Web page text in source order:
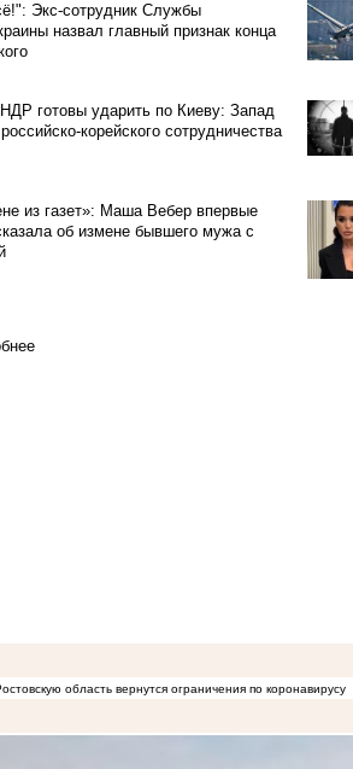
Экс-сотрудник Службы
назвал главный признак конца
готовы ударить по Киеву: Запад
корейского сотрудничества
из газет»: Маша Вебер впервые
об измене бывшего мужа с
область вернутся ограничения по коронавирусу